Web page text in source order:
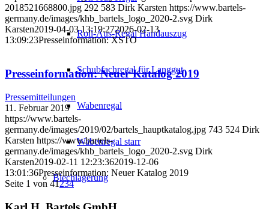
Roll-Aus-Regal Handauszug
Schubfachregal für Langgut
Wabenregal
Wabenregal starr
Blechlagerung
2018521668800.jpg 292 583 Dirk Karsten https://www.bartels-
germany.de/images/khb_bartels_logo_2020-2.svg Dirk
Karsten2019-04-03 13:19:272026-02-13
13:09:23Presseinformation: XSTO
Presseinformation: Neuer Katalog 2019
Pressemitteilungen
11. Februar 2019
https://www.bartels-
germany.de/images/2019/02/bartels_hauptkatalog.jpg 743 524 Dirk
Karsten https://www.bartels-
germany.de/images/khb_bartels_logo_2020-2.svg Dirk
Karsten2019-02-11 12:23:362019-12-06
13:01:36Presseinformation: Neuer Katalog 2019
Seite 1 von 41234